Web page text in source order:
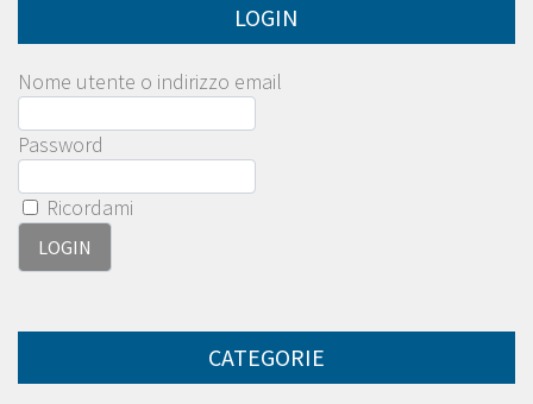
LOGIN
Nome utente o indirizzo email
Password
Ricordami
CATEGORIE